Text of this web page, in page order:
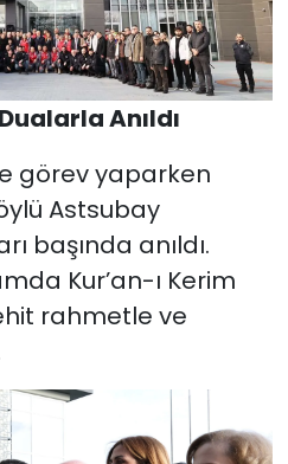
Anıldı
görev yaparken
Astsubay
başında anıldı.
Kur’an-ı Kerim
rahmetle ve